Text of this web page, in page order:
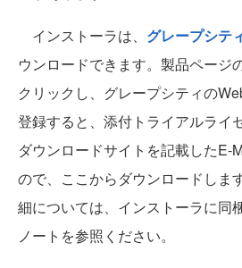
インストーラは、 グレープシテ
ウンロードできます。製品ページ
クリックし、グレープシティの
登録すると、添付トライアルライ
ダウンロードサイトを記載したE-
ので、ここからダウンロードしま
細については、インストーラに同
ノートを参照ください。